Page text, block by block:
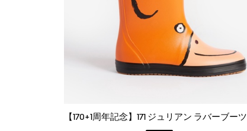
【170+1周年記念】171 ジュリアン ラバーブーツ